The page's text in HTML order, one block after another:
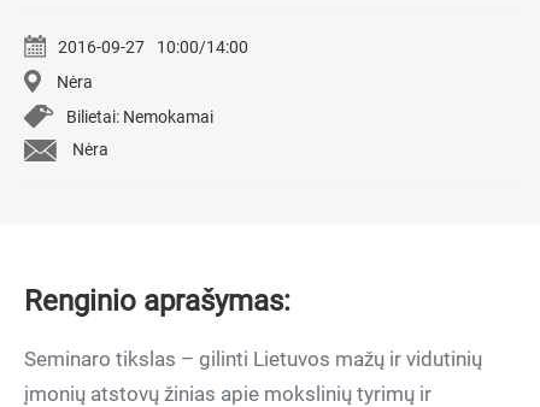
2016-09-27
10:00/14:00
Nėra
Bilietai: Nemokamai
Nėra
Renginio aprašymas:
Seminaro tikslas – gilinti Lietuvos mažų ir vidutinių
įmonių atstovų žinias apie mokslinių tyrimų ir